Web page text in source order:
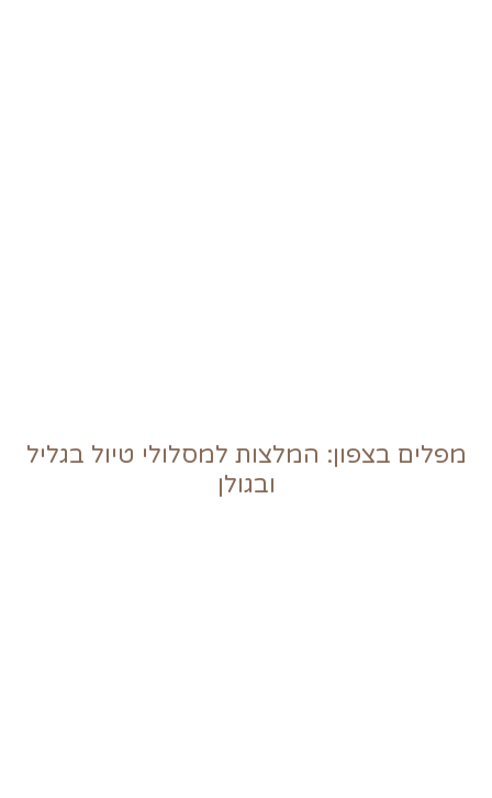
מפלים בצפון: המלצות למסלולי טיול בגליל
ובגולן